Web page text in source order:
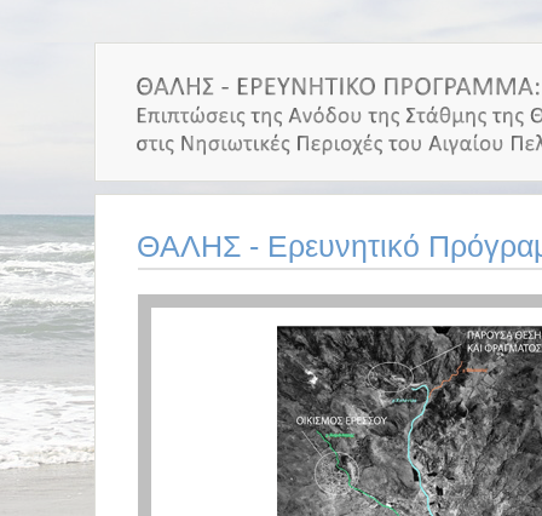
ΘΑΛΗΣ - Ερευνητικό